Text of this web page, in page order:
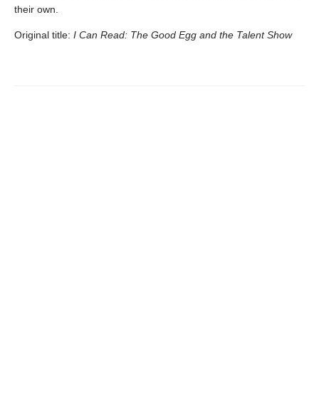
their own.
Original title: I Can Read: The Good Egg and the Talent Show